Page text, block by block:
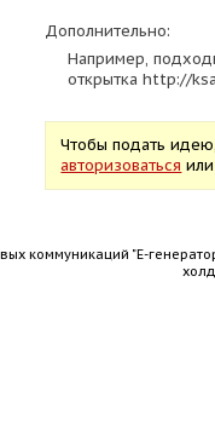
Дополнительно:
Например,
открытка http://
Чтобы подать
авторизоваться
коммуникаций "Е-